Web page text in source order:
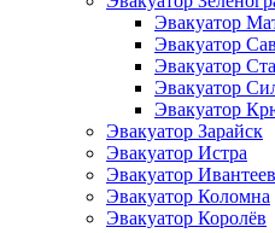
Эвакуатор
Эвакуатор
Эвакуатор
Эвакуатор
Эвакуатор
Эвакуатор Зарайск
Эвакуатор Истра
Эвакуатор
Эвакуатор Коломна
Эвакуатор Королёв